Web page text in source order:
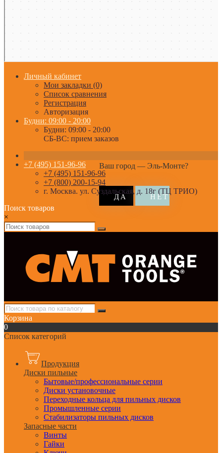
Личный кабинет
Мои закладки (0)
Список сравнения
Регистрация
Авторизация
Будни: 09:00 - 20:00
Будни: 09:00 - 20:00
СБ-ВС: прием заказов
Ваш город — Эль-Монте?
+7 (495) 151-96-96
+7 (495) 151-96-96
+7 (800) 200-15-94
г. Москва. ул. Суздальская, д. 18г (ТЦ ТРИО)
Поиск товаров
×
Корзина
0
Список категорий
Продукция
Диски пильные
Бытовые/профессиональные серии
Диски установочные
Переходные кольца для пильных дисков
Промышленные серии
Стабилизаторы пильных дисков
Запасные части
Винты
Гайки